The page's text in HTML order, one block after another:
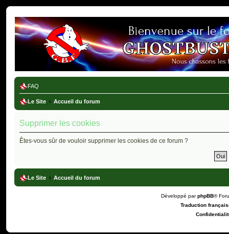
Ghostbusters France
FAQ
Le Site Accueil du forum
Supprimer les cookies
Êtes-vous sûr de vouloir supprimer les cookies de ce forum ?
Le Site Accueil du forum
Développé parphpBB®
Traduction